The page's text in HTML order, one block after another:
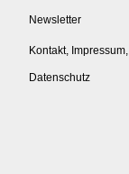
Newsletter
Kontakt, Impressum,
Datenschutz